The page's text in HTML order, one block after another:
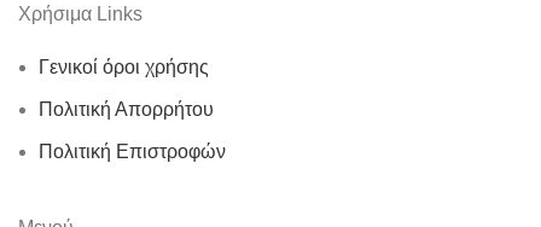
Χρήσιμα Links
Γενικοί όροι χρήσης
Πολιτική Απορρήτου
Πολιτική Επιστροφών